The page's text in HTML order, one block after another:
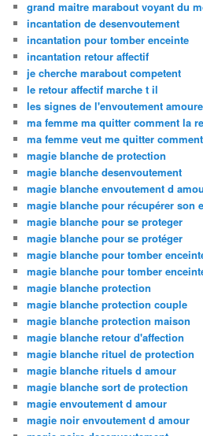
grand maitre marabout voyant du
incantation de desenvoutement
incantation pour tomber enceinte
incantation retour affectif
je cherche marabout competent
le retour affectif marche t il
les signes de l'envoutement
ma femme ma quitter comment la
ma femme veut me quitter
magie blanche de protection
magie blanche desenvoutement
magie blanche envoutement d
magie blanche pour récupérer son
magie blanche pour se proteger
magie blanche pour se protéger
magie blanche pour tomber
magie blanche pour tomber
magie blanche protection
magie blanche protection couple
magie blanche protection maison
magie blanche retour d'affection
magie blanche rituel de protection
magie blanche rituels d amour
magie blanche sort de protection
magie envoutement d amour
magie noir envoutement d amour